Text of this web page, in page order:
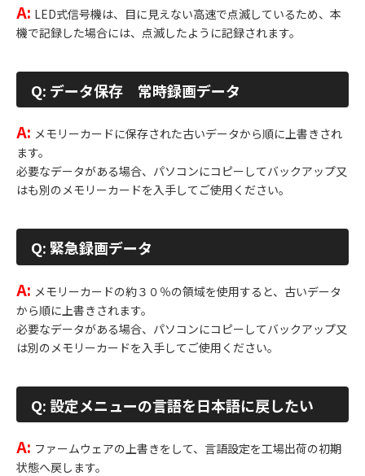
A: LED式信号機は、目に見えない高速で点滅しているため、本
機で記録した場合には、点滅したように記録されます。
Q: データ保存 常時録画データ
A: メモリーカードに保存された古いデータから順に上書きされ
ます。
必要なデータがある場合、パソコンにコピーしてバックアップ又
はも別のメモリーカードを入手してご使用ください。
Q: 緊急録画データ
A: メモリーカードの約３０％の領域を使用すると、古いデータ
から順に上書きされます。
必要なデータがある場合、パソコンにコピーしてバックアップ又
は別のメモリーカードを入手してご使用ください。
Q: 設定メニューの言語を日本語に戻したい
A: ファームウェアの上書きをして、言語設定を工場出荷の初期
状態へ戻します。